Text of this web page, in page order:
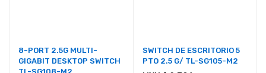
8-PORT 2.5G MULTI-
GIGABIT DESKTOP SWITCH
SWITCH DE ESCRITORIO 5
PTO 2.5 G/ TL-SG105-M2